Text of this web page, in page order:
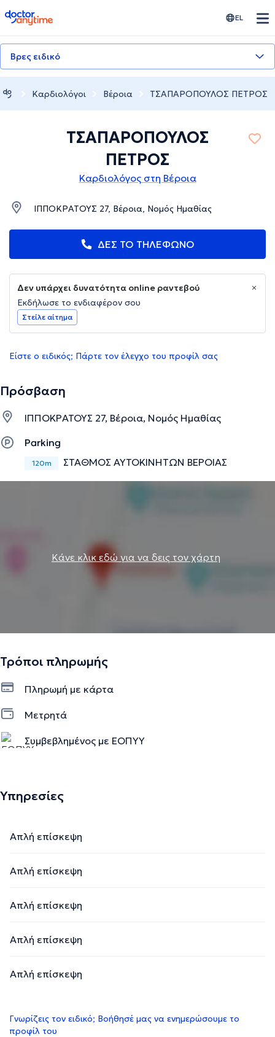
doctoranytime EL
Βρες ειδικό
Καρδιολόγοι Βέροια ΤΣΑΠΑΡΟΠΟΥΛΟΣ ΠΕΤΡΟΣ
ΤΣΑΠΑΡΟΠΟΥΛΟΣ
ΠΕΤΡΟΣ
Καρδιολόγος στη Βέροια
ΙΠΠΟΚΡΑΤΟΥΣ 27, Βέροια, Νομός Ημαθίας
ΔΕΣ ΤΟ ΤΗΛΕΦΩΝΟ
Δεν υπάρχει δυνατότητα online ραντεβού
Εκδήλωσε το ενδιαφέρον σου
Στείλε αίτημα
Είστε ο ειδικός; Πάρτε τον έλεγχο του προφίλ σας
Πρόσβαση
ΙΠΠΟΚΡΑΤΟΥΣ 27, Βέροια, Νομός Ημαθίας
Parking
120m ΣΤΑΘΜΟΣ ΑΥΤΟΚΙΝΗΤΩΝ ΒΕΡΟΙΑΣ
Κάνε κλικ εδώ για να δεις τον χάρτη
Τρόποι πληρωμής
Πληρωμή με κάρτα
Μετρητά
Συμβεβλημένος με ΕΟΠΥΥ
Υπηρεσίες
Απλή επίσκεψη
Απλή επίσκεψη
Απλή επίσκεψη
Απλή επίσκεψη
Απλή επίσκεψη
Γνωρίζεις τον ειδικό; Βοήθησέ μας να ενημερώσουμε το
προφίλ του